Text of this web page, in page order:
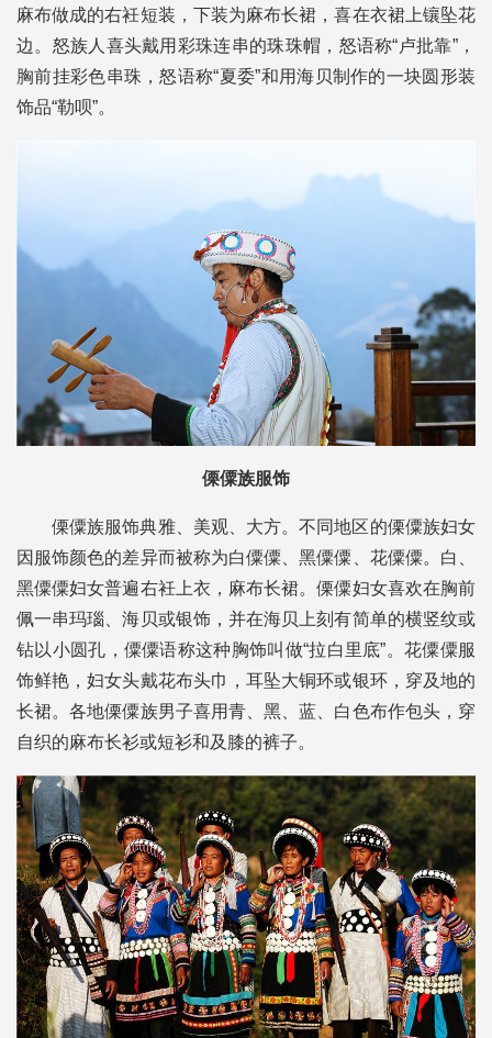
麻布做成的右衽短装，下装为麻布长裙，喜在衣裙上镶坠花
边。怒族人喜头戴用彩珠连串的珠珠帽，怒语称“卢批靠”，
胸前挂彩色串珠，怒语称“夏委”和用海贝制作的一块圆形装
饰品“勒呗”。
傈僳族服饰
傈僳族服饰典雅、美观、大方。不同地区的傈僳族妇女
因服饰颜色的差异而被称为白僳僳、黑僳僳、花僳僳。白、
黑僳僳妇女普遍右衽上衣，麻布长裙。傈僳妇女喜欢在胸前
佩一串玛瑙、海贝或银饰，并在海贝上刻有简单的横竖纹或
钻以小圆孔，僳僳语称这种胸饰叫做“拉白里底”。花僳僳服
饰鲜艳，妇女头戴花布头巾，耳坠大铜环或银环，穿及地的
长裙。各地傈僳族男子喜用青、黑、蓝、白色布作包头，穿
自织的麻布长衫或短衫和及膝的裤子。